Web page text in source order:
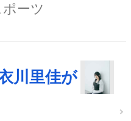
ポーツ
川里佳が